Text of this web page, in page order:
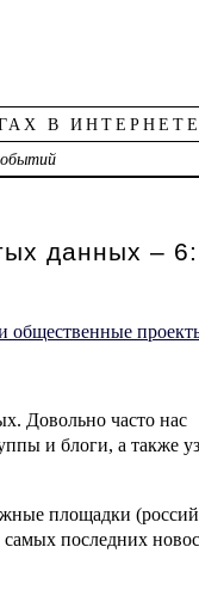
В ИНТЕРНЕТЕ
данных – 6:
Довольно часто нас
и блоги, а также
площадки
последних